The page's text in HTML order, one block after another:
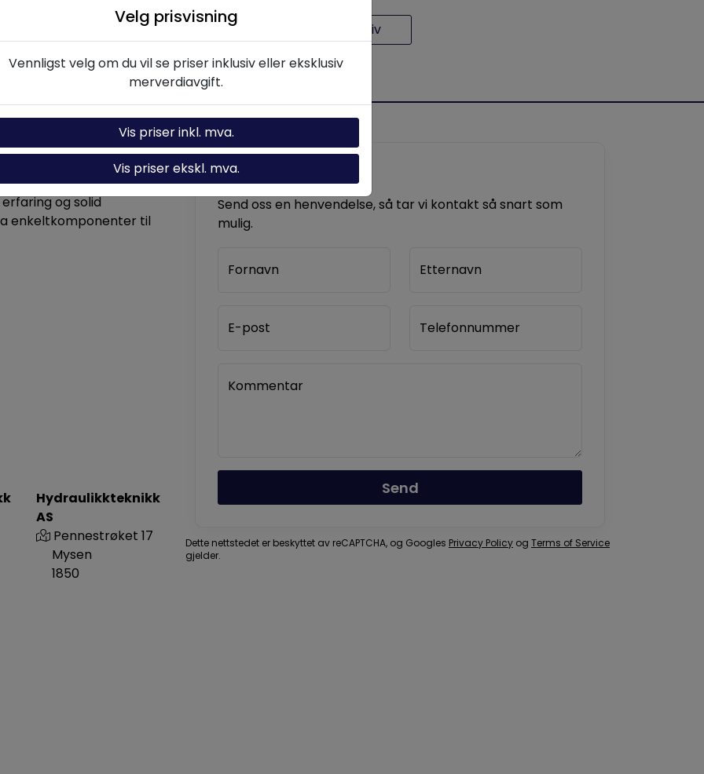
Spesifikasjoner Dokumentarkiv
og løsninger
og solid
enkeltkomponenter til
Hydraulikkteknikk
AS
Pennestrøket 17
Mysen
1850
Kontakt oss
Send oss en henvendelse, så tar vi kontakt så snart som
mulig.
Fornavn Etternavn
E-post Telefonnummer
Kommentar
Send
Dette nettstedet er beskyttet av reCAPTCHA, og Googles Privacy Policy og Terms of Service
gjelder.
Velg prisvisning
Vennligst velg om du vil se priser inklusiv eller eksklusiv
merverdiavgift.
Vis priser inkl. mva.
Vis priser ekskl. mva.